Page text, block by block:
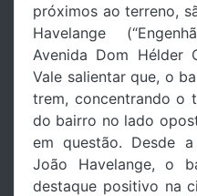
próximos ao terreno,
Havelange
Avenida Dom Hélder
Vale salientar que, o
trem, concentrando o
do bairro no lado
em questão. Desde
João Havelange, o
destaque positivo na